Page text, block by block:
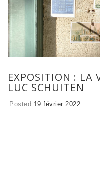
EXPOSITION : LA
LUC SCHUITEN
Posted 19 février 2022